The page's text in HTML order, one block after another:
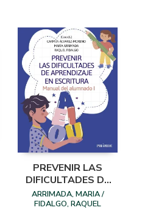
PREVENIR LAS
DIFICULTADES DE
APRENDIZAJE EN
ESCRITURA
ARRIMADA, MARIA /
FIDALGO, RAQUEL